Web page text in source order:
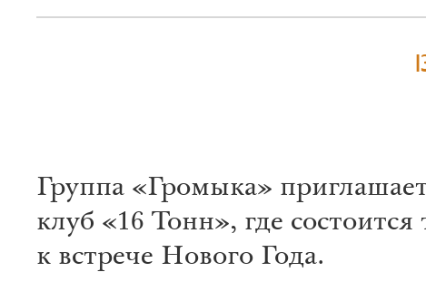
Группа «Громыка»
клуб «16 Тонн», где
к встрече Нового Года.